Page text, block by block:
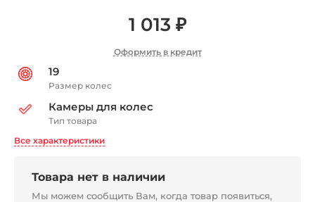
1 013 ₽
Оформить в кредит
19
Размер колес
Камеры для колес
Тип товара
Все характеристики
Товара нет в наличии
Мы можем сообщить Вам, когда товар появиться,